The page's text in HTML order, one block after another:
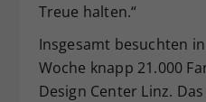
Treue halten.“
Insgesamt besuchten
Woche knapp 21.000
Design Center Linz.